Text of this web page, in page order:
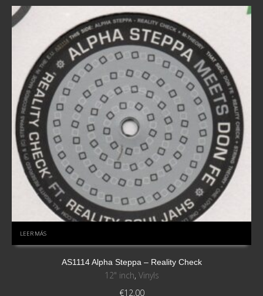
LEER MÁS
AS1114 Alpha Steppa – Reality Check
12" inch, Vinyls
€12,00